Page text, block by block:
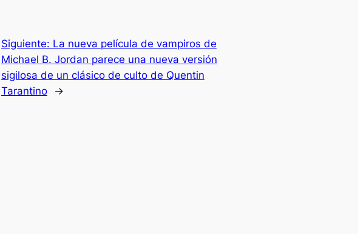
Siguiente: La nueva película de vampiros de
Michael B. Jordan parece una nueva versión
sigilosa de un clásico de culto de Quentin
Tarantino
→